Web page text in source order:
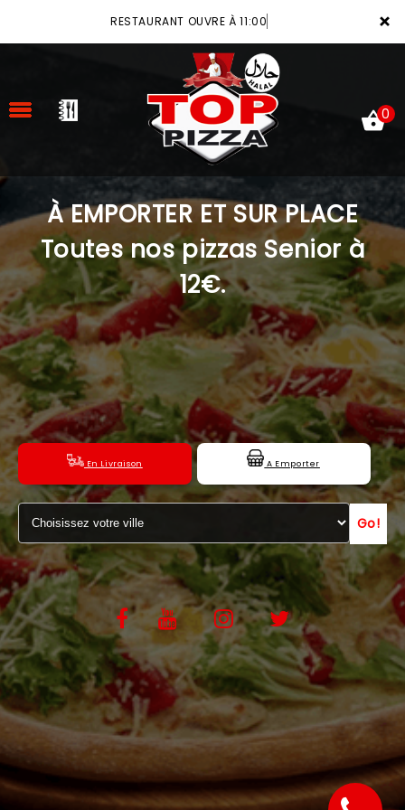
×
RESTAURANT OUVRE À 11:00
ACCUEIL
LA CARTE
VOTRE COMPTE
NOTRE RESTAURANT
VOS AVIS
MENTIONS LÉGALES
C.G.V
0
À EMPORTER ET SUR PLACE
Toutes nos pizzas Senior à
12€.
En Livraison A Emporter
Go!